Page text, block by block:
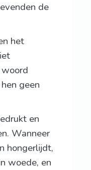
de
het
geen
en
Wanneer
hongerlijdt,
woede, en